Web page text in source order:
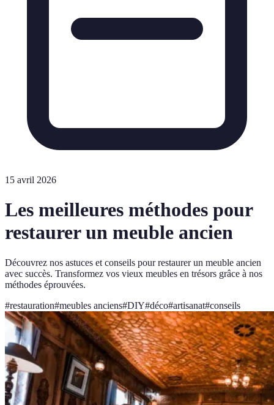
15 avril 2026
Les meilleures méthodes pour
restaurer un meuble ancien
Découvrez nos astuces et conseils pour restaurer un meuble ancien
avec succès. Transformez vos vieux meubles en trésors grâce à nos
méthodes éprouvées.
#restauration#meubles anciens#DIY#déco#artisanat#conseils